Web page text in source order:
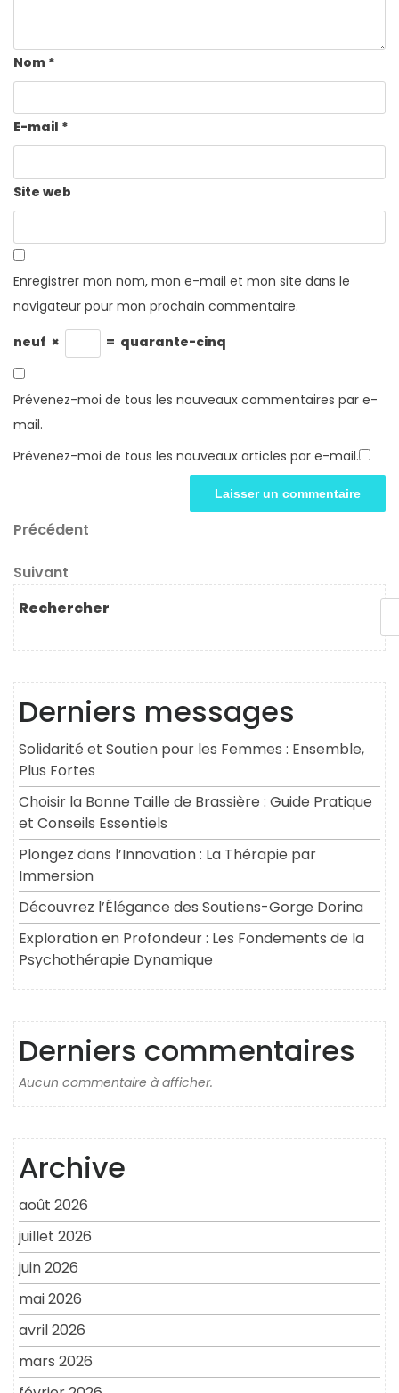
Nom *
E-mail *
Site web
Enregistrer mon nom, mon e-mail et mon site dans le
navigateur pour mon prochain commentaire.
neuf × = quarante-cinq
Prévenez-moi de tous les nouveaux commentaires par e-
mail.
Prévenez-moi de tous les nouveaux articles par e-mail.
Navigation
de
l’article
Article
Précédent
Article
suivant
Suivant
Rechercher
Derniers messages
Solidarité et Soutien pour les Femmes : Ensemble,
Plus Fortes
Choisir la Bonne Taille de Brassière : Guide Pratique
et Conseils Essentiels
Plongez dans l’Innovation : La Thérapie par
Immersion
Découvrez l’Élégance des Soutiens-Gorge Dorina
Exploration en Profondeur : Les Fondements de la
Psychothérapie Dynamique
Derniers commentaires
Aucun commentaire à afficher.
Archive
août 2026
juillet 2026
juin 2026
mai 2026
avril 2026
mars 2026